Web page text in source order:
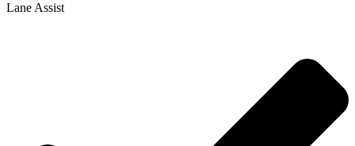
Lane Assist